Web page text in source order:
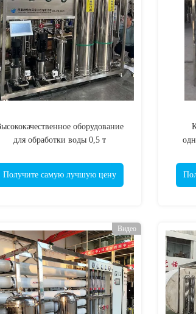
оборудование
для обработки воды 0,5 т
Получите самую лучшую цену
Видео